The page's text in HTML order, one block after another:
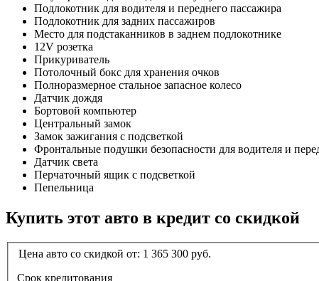
Подлокотник для водителя и переднего пассажира
Подлокотник для задних пассажиров
Место для подстаканников в заднем подлокотнике
12V розетка
Прикуриватель
Потолочный бокс для хранения очков
Полноразмерное стальное запасное колесо
Датчик дождя
Бортовой компьютер
Центральный замок
Замок зажигания с подсветкой
Фронтальные подушки безопасности для водителя и
Датчик света
Перчаточный ящик с подсветкой
Пепельница
Купить этот авто в кредит со скидкой
Цена авто со скидкой от: 1 365 300 руб.
Срок кредитования